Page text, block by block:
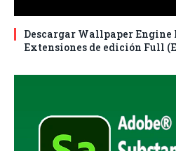
Descargar Wallpaper Engine
Extensiones de edición Full